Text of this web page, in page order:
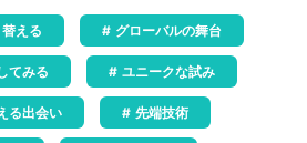
える グローバルの舞台
てみる ユニークな試み
る出会い 先端技術